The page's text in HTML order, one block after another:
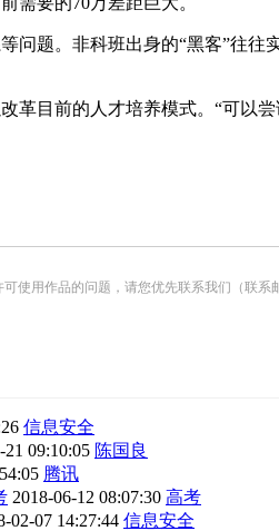
题。非科班出身的“黑客”往往
目前的人才培养模式。“可以
用作品的问题，请您优先联系我们（联系邮
信息安全
21 09:10:05 陈国良
腾讯
2018-06-12 08:07:30 高考
02-07 14:27:44 信息安全